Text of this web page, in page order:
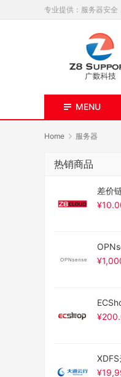
专业提供：服务器安全
MENU
Home 服务器
热销商品
差价
¥
¥
¥
¥